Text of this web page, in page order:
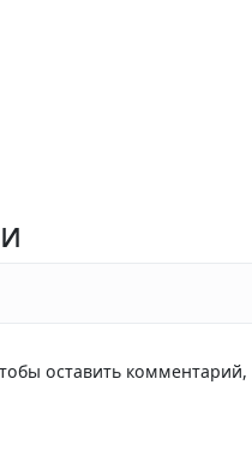
оставить комментарий,